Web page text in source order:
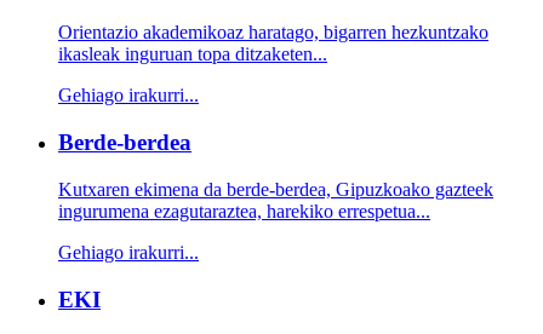
Orientazio akademikoaz haratago, bigarren hezkuntzako
ikasleak inguruan topa ditzaketen...
Gehiago irakurri...
Berde-berdea
Kutxaren ekimena da berde-berdea, Gipuzkoako gazteek
ingurumena ezagutaraztea, harekiko errespetua...
Gehiago irakurri...
EKI